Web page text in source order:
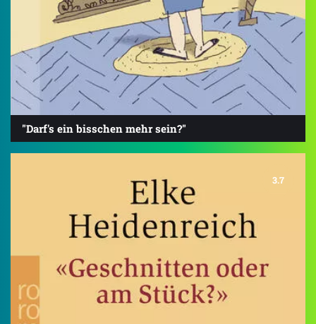
"Darf's ein bisschen mehr sein?"
3.7